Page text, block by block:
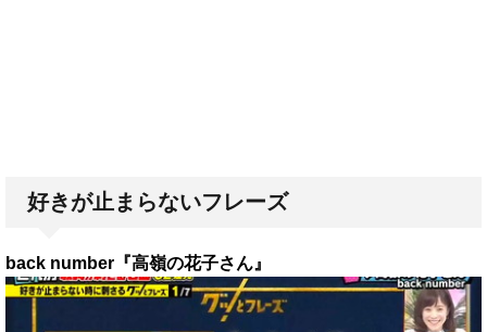
好きが止まらないフレーズ
back number『高嶺の花子さん』